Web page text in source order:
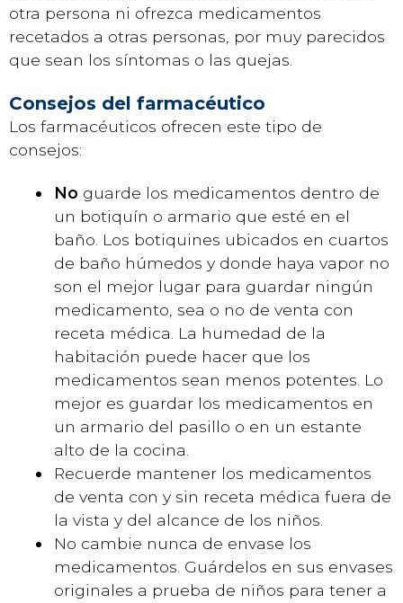
otra persona ni ofrezca medicamentos
recetados a otras personas, por muy parecidos
que sean los síntomas o las quejas.
Consejos del farmacéutico
Los farmacéuticos ofrecen este tipo de
consejos:
No guarde los medicamentos dentro de
un botiquín o armario que esté en el
baño. Los botiquines ubicados en cuartos
de baño húmedos y donde haya vapor no
son el mejor lugar para guardar ningún
medicamento, sea o no de venta con
receta médica. La humedad de la
habitación puede hacer que los
medicamentos sean menos potentes. Lo
mejor es guardar los medicamentos en
un armario del pasillo o en un estante
alto de la cocina.
Recuerde mantener los medicamentos
de venta con y sin receta médica fuera de
la vista y del alcance de los niños.
No cambie nunca de envase los
medicamentos. Guárdelos en sus envases
originales a prueba de niños para tener a